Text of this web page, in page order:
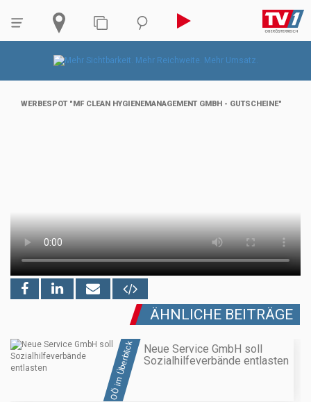
WERBESPOT "MF CLEAN HYGIENEMANAGEMENT GMBH - GUTSCHEINE"
ÄHNLICHE BEITRÄGE
OÖ im Überblick
Neue Service GmbH soll
Sozialhilfeverbände entlasten